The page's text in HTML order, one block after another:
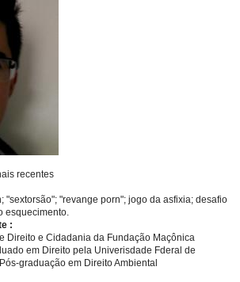
recentes
"sextorsão"; "revange porn"; jogo da asfixia; desafio
esquecimento.
:
Direito e Cidadania da Fundação Maçônica
em Direito pela Univerisdade Fderal de
graduação em Direito Ambiental